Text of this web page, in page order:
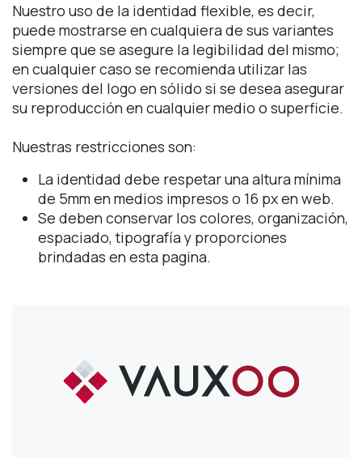
Nuestro uso de la identidad flexible, es decir,
puede mostrarse en cualquiera de sus variantes
siempre que se asegure la legibilidad del mismo;
en cualquier caso se recomienda utilizar las
versiones del logo en sólido si se desea asegurar
su reproducción en cualquier medio o superficie.
Nuestras restricciones son:
La identidad debe respetar una altura mínima
de 5mm en medios impresos o 16 px en web.
Se deben conservar los colores, organización,
espaciado, tipografía y proporciones
brindadas en esta pagina.